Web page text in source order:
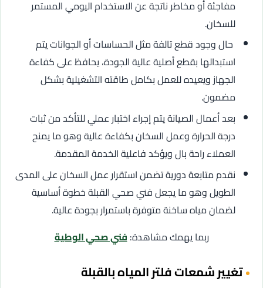
مفاجئة أو مخاطر ناتجة عن الاستخدام اليومي المستمر
للسخان.
حال وجود قطع تالفة مثل الحساسات أو الجوانات يتم
استبدالها بقطع أصلية عالية الجودة، يحافظ على كفاءة
الجهاز ويعيده للعمل بكامل طاقته التشغيلية بشكل
مضمون.
بعد أعمال الصيانة يتم إجراء اختبار عملي للتأكد من ثبات
درجة الحرارة وعمل السخان بكفاءة عالية وهو ما يمنح
العملاء راحة بال ويؤكد فاعلية الخدمة المقدمة.
نقدم متابعة دورية تضمن استقرار عمل السخان على المدى
الطويل وهو ما يجعل فني صحي القبلة خطوة أساسية
لضمان مياه ساخنة متوفرة باستمرار بجودة عالية.
ربما يهمك مشاهدة:فني صحي الوطية
تغيير شمعات فلتر المياه بالقبلة